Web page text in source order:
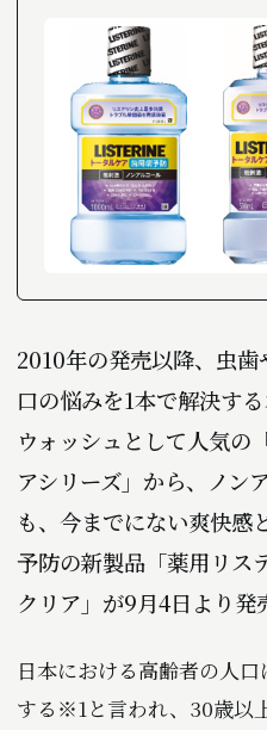
2010年の発売以降、虫
口の悩みを1本で解決す
ウォッシュとして人気の
アシリーズ」から、ノン
も、今までにない爽快感
予防の新製品「薬用リス
クリア」が9月4日より発
日本における高齢者の人
する※1と言われ、30歳以